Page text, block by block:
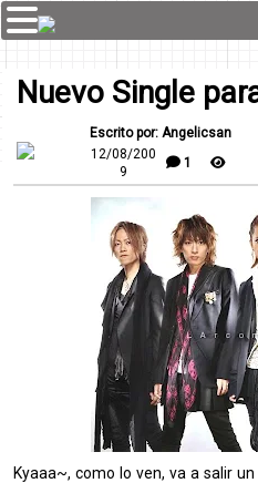
Nuevo Single
Escrito por: Angelicsan
12/08/200
9
1
Kyaaa~, como lo ven, va a salir